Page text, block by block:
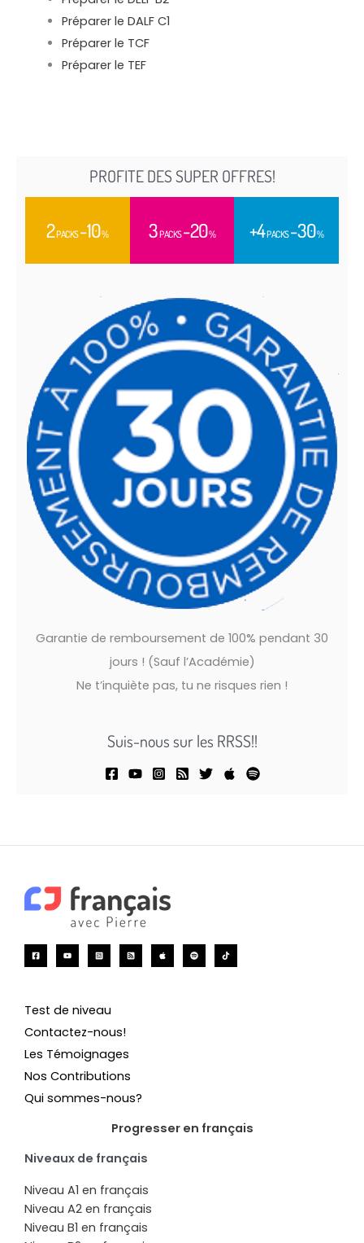
Préparer le DALF C1
Préparer le TCF
Préparer le TEF
PROFITE DES SUPER OFFRES!
2PACKS-10% 3PACKS-20% +4PACKS-30%
Garantie de remboursement de 100% pendant 30
jours ! (Sauf l’Académie)
Ne t’inquiète pas, tu ne risques rien !
Suis-nous sur les RRSS!!
Test de niveau
Contactez-nous!
Les Témoignages
Nos Contributions
Qui sommes-nous?
Progresser en français
Niveaux de français
Niveau A1 en français
Niveau A2 en français
Niveau B1 en français